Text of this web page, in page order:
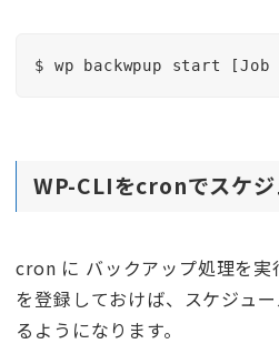
$ wp backwpup start [Job
WP-CLIをcronでスケジ
cron に バックアップ処理を実
を登録しておけば、スケジュ
るようになります。